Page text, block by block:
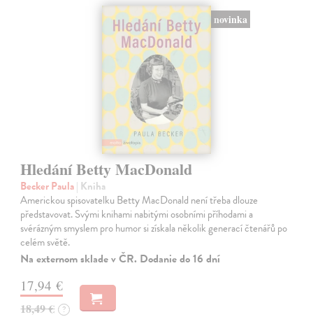
novinka
Hledání Betty MacDonald
Becker Paula| Kniha
Americkou spisovatelku Betty MacDonald není třeba dlouze
představovat. Svými knihami nabitými osobními příhodami a
svérázným smyslem pro humor si získala několik generací čtenářů po
celém světě.
Na externom sklade v ČR. Dodanie do 16 dní
17,94 €
18,49 € ?